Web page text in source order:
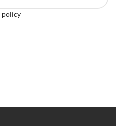
policy